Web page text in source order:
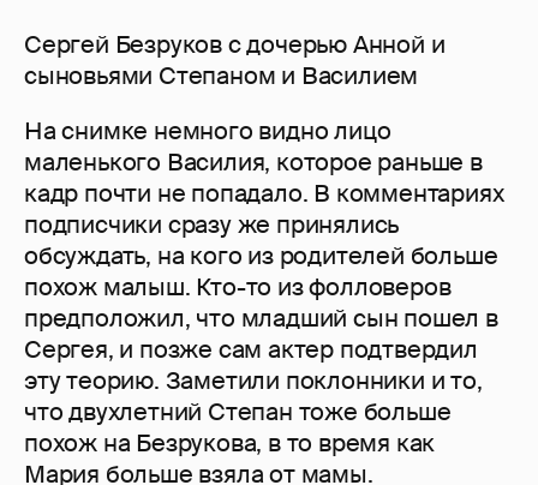
Сергей Безруков с дочерью Анной и
сыновьями Степаном и Василием
На снимке немного видно лицо
маленького Василия, которое раньше в
кадр почти не попадало. В комментариях
подписчики сразу же принялись
обсуждать, на кого из родителей больше
похож малыш. Кто-то из фолловеров
предположил, что младший сын пошел в
Сергея, и позже сам актер подтвердил
эту теорию. Заметили поклонники и то,
что двухлетний Степан тоже больше
похож на Безрукова, в то время как
Мария больше взяла от мамы.